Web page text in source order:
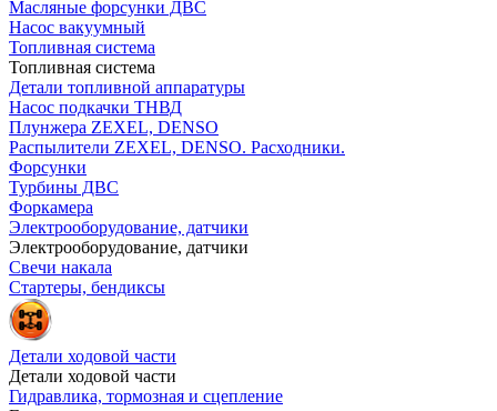
Масляные форсунки ДВС
Насос вакуумный
Топливная система
Топливная система
Детали топливной аппаратуры
Насос подкачки ТНВД
Плунжера ZEXEL, DENSO
Распылители ZEXEL, DENSO. Расходники.
Форсунки
Турбины ДВС
Форкамера
Электрооборудование, датчики
Электрооборудование, датчики
Свечи накала
Стартеры, бендиксы
Детали ходовой части
Детали ходовой части
Гидравлика, тормозная и сцепление